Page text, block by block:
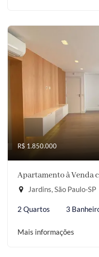
R$ 1.850.000
Apartamento à Venda
Jardins, São Paulo-SP
2 Quartos 3
Mais informações